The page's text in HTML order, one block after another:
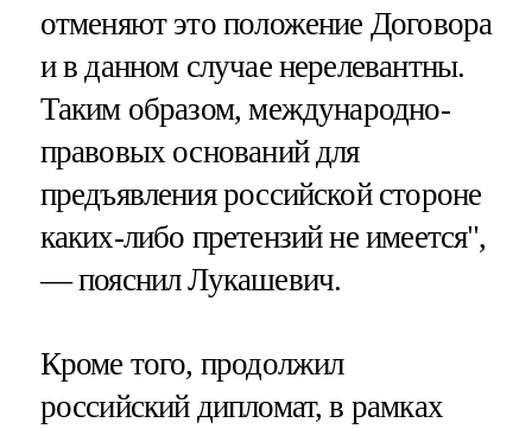
отменяют это положение Договора
и в данном случае нерелевантны.
Таким образом, международно-
правовых оснований для
предъявления российской стороне
каких-либо претензий не имеется",
— пояснил Лукашевич.
Кроме того, продолжил
российский дипломат, в рамках